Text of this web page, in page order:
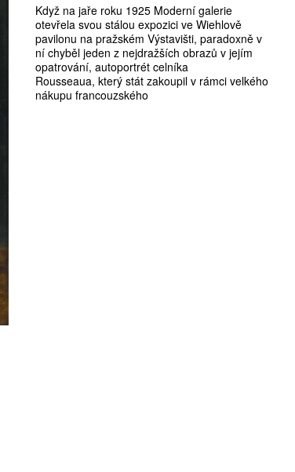
Když na jaře roku 1925 Moderní galerie
otevřela svou stálou expozici ve Wiehlově
pavilonu na pražském Výstavišti, paradoxně v
ní chyběl jeden z nejdražších obrazů v jejím
opatrování, autoportrét celníka
Rousseaua, který stát zakoupil v rámci velkého
nákupu francouzského